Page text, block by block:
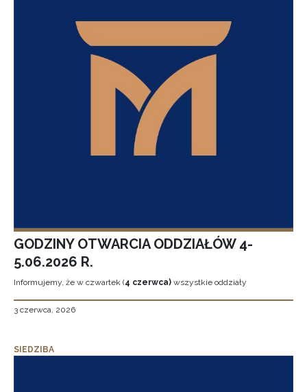
GODZINY OTWARCIA ODDZIAŁÓW 4-
5.06.2026 R.
Informujemy, że w czwartek (4 czerwca) wszystkie oddziały
3 czerwca, 2026
SIEDZIBA